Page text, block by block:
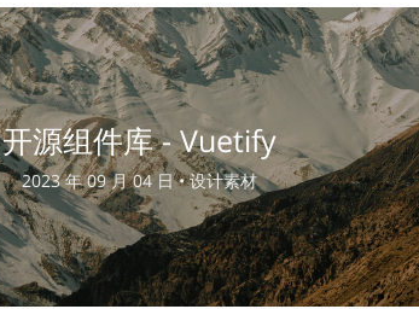
开源组件库 - Vuetify
2023 年 09 月 04 日 •设计素材